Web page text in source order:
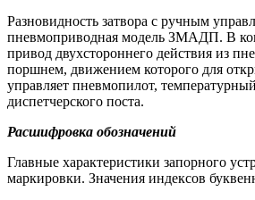
Разновидность затвора с ручным
пневмоприводная модель ЗМАДП. В
привод двухстороннего действия из
поршнем, движением которого для
управляет пневмопилот,
диспетчерского поста.
Расшифровка обозначений
Главные характеристики запорного
маркировки. Значения индексов